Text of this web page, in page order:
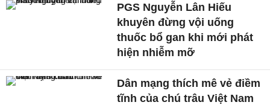
PGS Nguyễn Lân Hiếu
khuyên đừng vội uống
thuốc bổ gan khi mới phát
hiện nhiễm mỡ
Dân mạng thích mê vẻ điềm
tĩnh của chú trâu Việt Nam